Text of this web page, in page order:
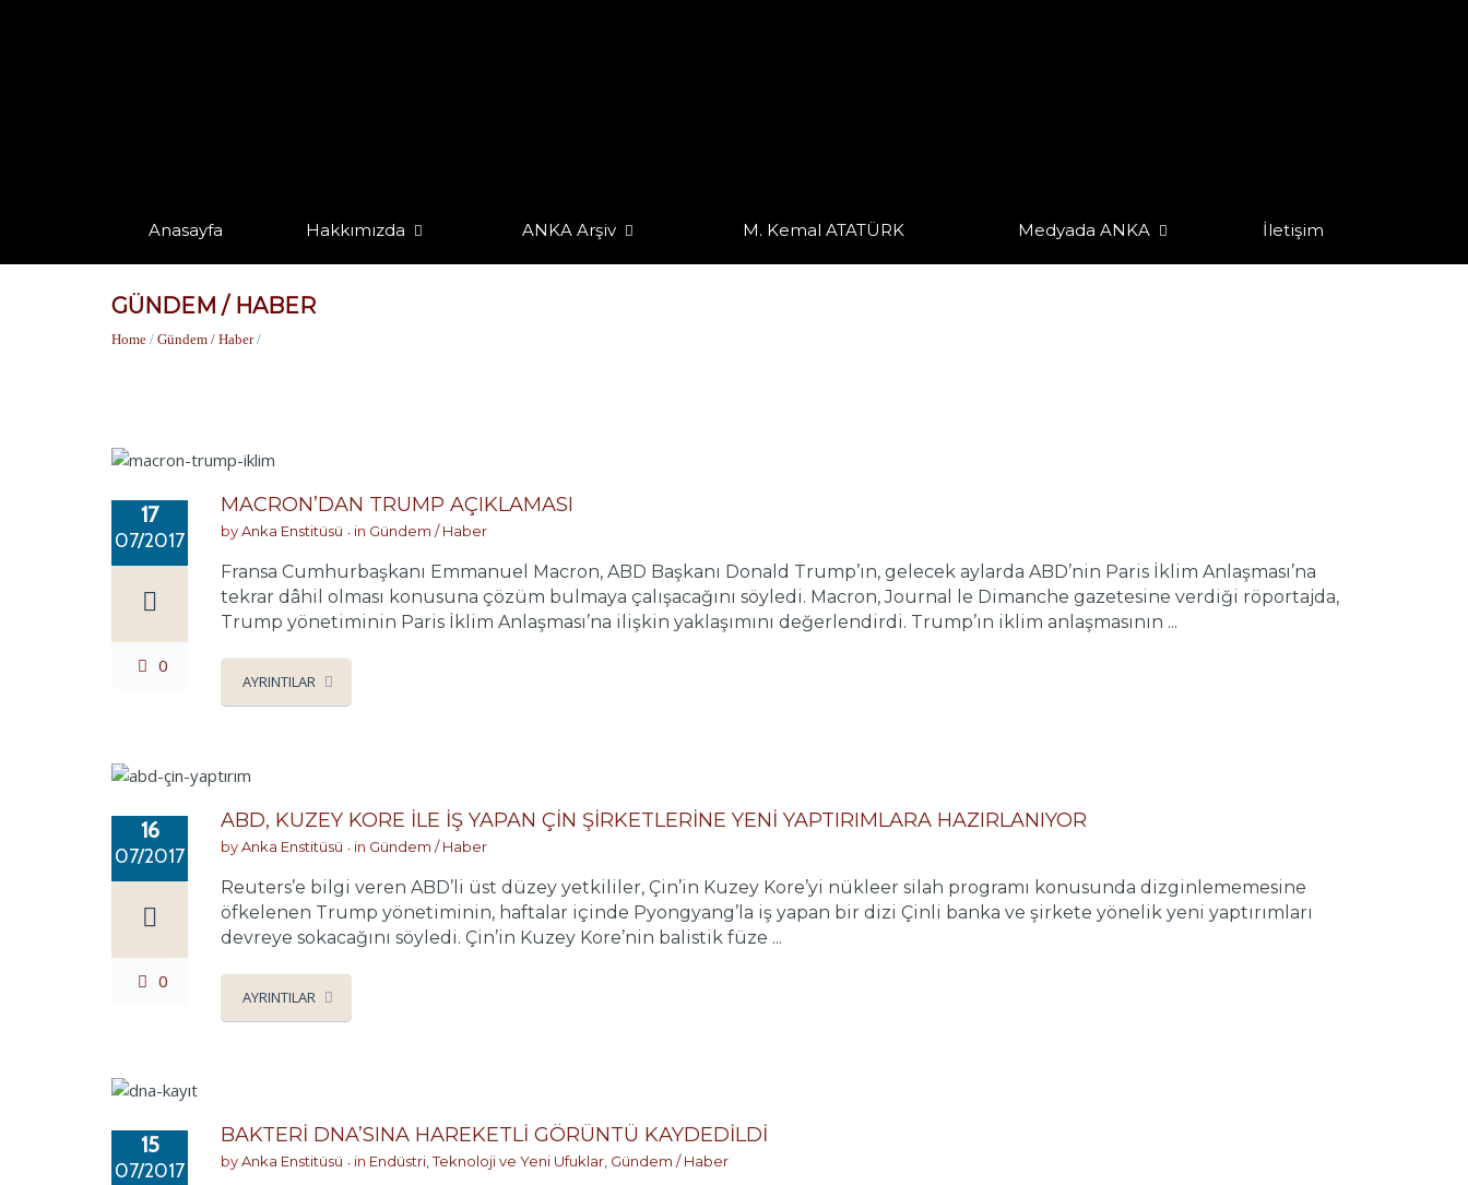
Anasayfa Hakkımızda ANKA Arşiv M. Kemal ATATÜRK Medyada ANKA İletişim
GÜNDEM / HABER
Home / Gündem / Haber/
17
07/2017
0
MACRON’DAN TRUMP AÇIKLAMASI
byAnka Enstitüsü in Gündem / Haber
Fransa Cumhurbaşkanı Emmanuel Macron, ABD Başkanı Donald Trump’ın, gelecek aylarda ABD’nin Paris İklim Anlaşması’na
tekrar dâhil olması konusuna çözüm bulmaya çalışacağını söyledi. Macron, Journal le Dimanche gazetesine verdiği röportajda,
Trump yönetiminin Paris İklim Anlaşması’na ilişkin yaklaşımını değerlendirdi. Trump’ın iklim anlaşmasının ...
AYRINTILAR
16
07/2017
0
ABD, KUZEY KORE İLE İŞ YAPAN ÇİN ŞİRKETLERİNE YENİ YAPTIRIMLARA HAZIRLANIYOR
byAnka Enstitüsü in Gündem / Haber
Reuters’e bilgi veren ABD’li üst düzey yetkililer, Çin’in Kuzey Kore’yi nükleer silah programı konusunda dizginlememesine
öfkelenen Trump yönetiminin, haftalar içinde Pyongyang’la iş yapan bir dizi Çinli banka ve şirkete yönelik yeni yaptırımları
devreye sokacağını söyledi. Çin’in Kuzey Kore’nin balistik füze ...
AYRINTILAR
15
07/2017
BAKTERİ DNA’SINA HAREKETLİ GÖRÜNTÜ KAYDEDİLDİ
byAnka Enstitüsü in Endüstri, Teknoloji ve Yeni Ufuklar, Gündem / Haber